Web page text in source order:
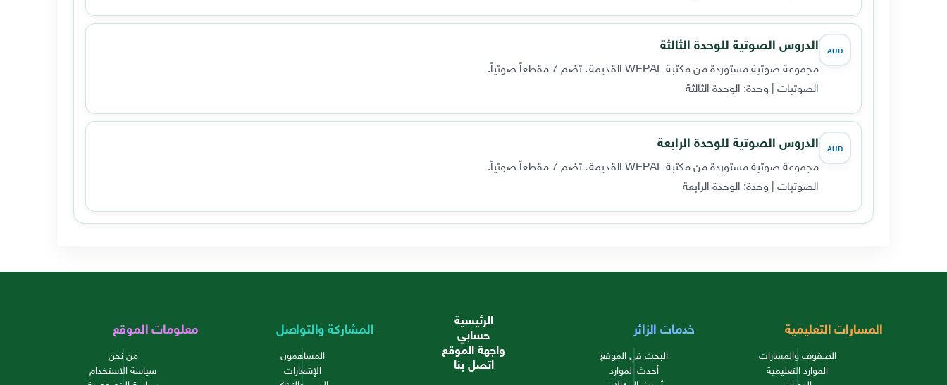
AUD الدروس الصوتية للوحدة الثالثة
مجموعة صوتية مستوردة من مكتبة WEPAL القديمة، تضم 7 مقطعاً صوتياً.
الصوتيات | وحدة: الوحدة الثالثة
AUD الدروس الصوتية للوحدة الرابعة
مجموعة صوتية مستوردة من مكتبة WEPAL القديمة، تضم 7 مقطعاً صوتياً.
الصوتيات | وحدة: الوحدة الرابعة
المسارات التعليمية
الصفوف والمسارات
الموارد التعليمية
خدمات الزائر
البحث في الموقع
أحدث الموارد
الرئيسية
حسابي
واجهة الموقع
اتصل بنا
المشاركة والتواصل
المساهمون
الإشعارات
معلومات الموقع
من نحن
سياسة الاستخدام